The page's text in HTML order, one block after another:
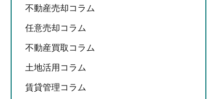
不動産売却コラム
任意売却コラム
不動産買取コラム
土地活用コラム
賃貸管理コラム